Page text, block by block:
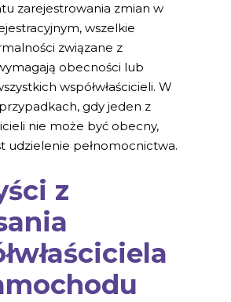
zarejestrowania zmian w
wszelkie
związane z
obecności lub
współwłaścicieli. W
gdy jeden z
nie może być obecny,
udzielenie pełnomocnictwa.
z